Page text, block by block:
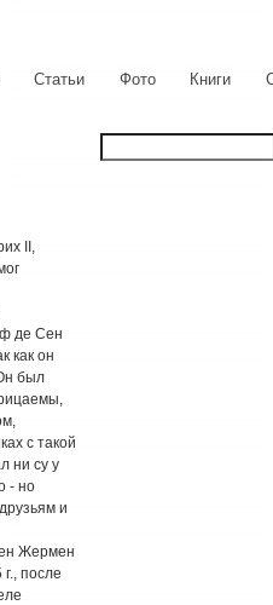
Статьи Фото Книги
II,
де Сен
как он
был
с такой
ни су у
- но
и
Жермен
после